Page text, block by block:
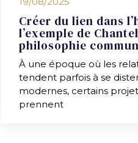
Créer du lien dans
l’exemple de
philosophie
À une époque où les
tendent parfois à se
modernes, certains
prennent